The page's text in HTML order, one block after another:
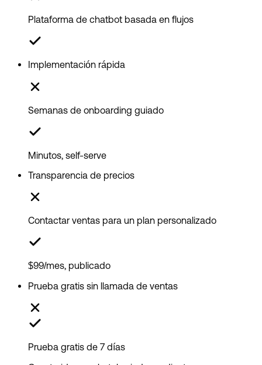
Plataforma de chatbot basada en flujos
Implementación rápida
Semanas de onboarding guiado
Minutos, self-serve
Transparencia de precios
Contactar ventas para un plan personalizado
$99/mes, publicado
Prueba gratis sin llamada de ventas
Prueba gratis de 7 días